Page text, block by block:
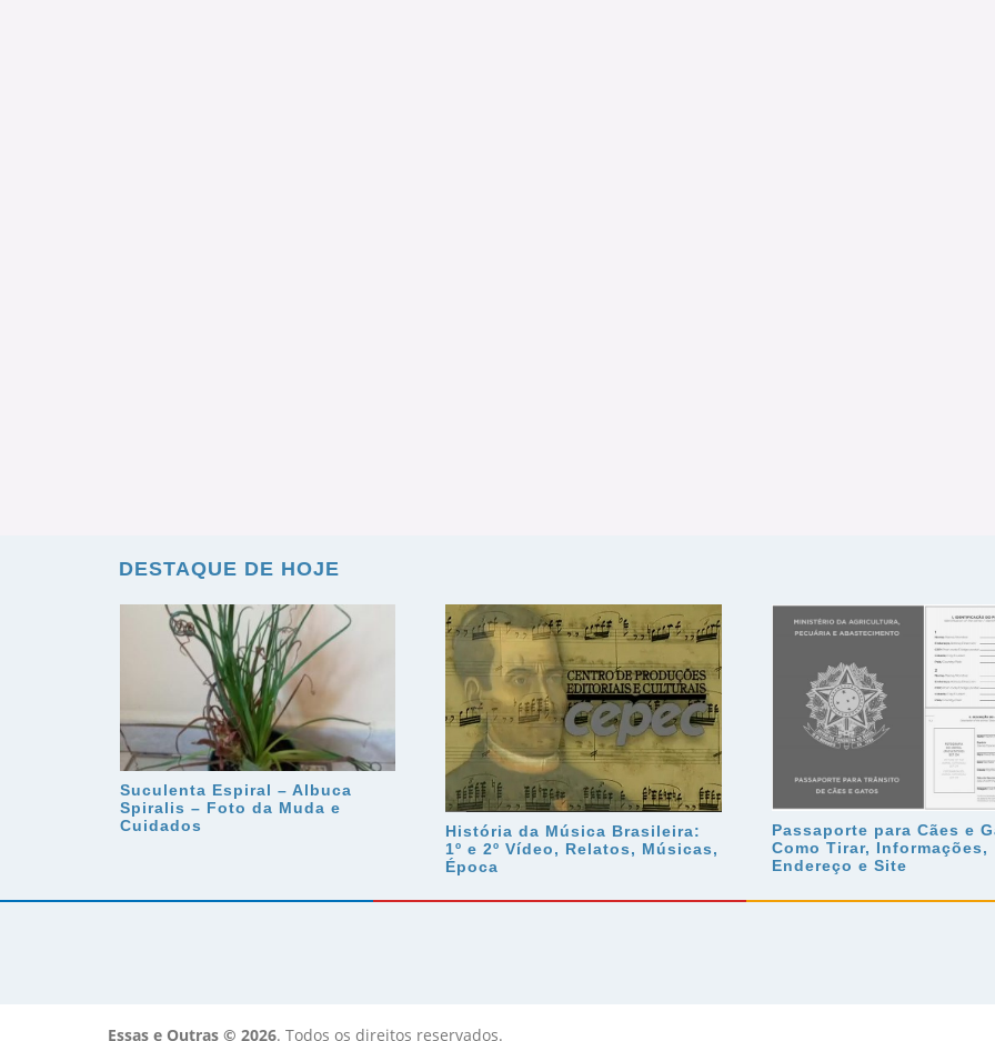
DESTAQUE DE HOJE
Suculenta Espiral – Albuca
Spiralis – Foto da Muda e
Cuidados
História da Música Brasileira:
1º e 2º Vídeo, Relatos, Músicas,
Época
Passaporte para Cães e
Como Tirar, Informações,
Endereço e Site
Essas e Outras © 2026. Todos os direitos reservados.